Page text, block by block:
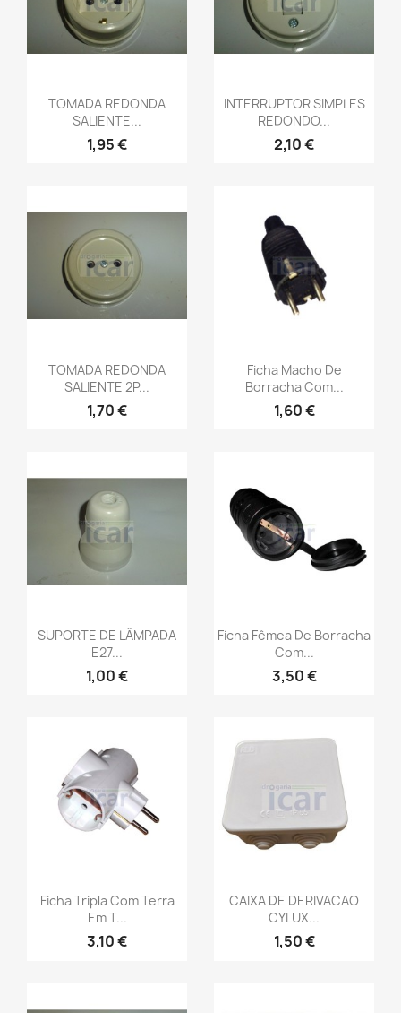
TOMADA REDONDA
SALIENTE...
1,95 €
INTERRUPTOR SIMPLES
REDONDO...
2,10 €
TOMADA REDONDA
SALIENTE 2P...
1,70 €
Ficha Macho De
Borracha Com...
1,60 €
SUPORTE DE LÂMPADA
E27...
1,00 €
Ficha Fêmea De Borracha
Com...
3,50 €
Ficha Tripla Com Terra
Em T...
3,10 €
CAIXA DE DERIVACAO
CYLUX...
1,50 €